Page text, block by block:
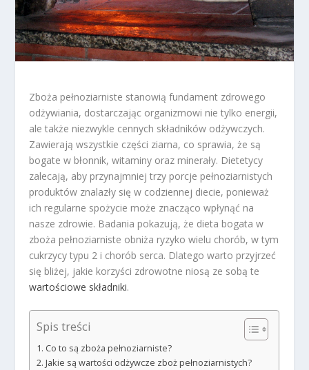
Zboża pełnoziarniste stanowią fundament zdrowego
odżywiania, dostarczając organizmowi nie tylko energii,
ale także niezwykle cennych składników odżywczych.
Zawierają wszystkie części ziarna, co sprawia, że są
bogate w błonnik, witaminy oraz minerały. Dietetycy
zalecają, aby przynajmniej trzy porcje pełnoziarnistych
produktów znalazły się w codziennej diecie, ponieważ
ich regularne spożycie może znacząco wpłynąć na
nasze zdrowie. Badania pokazują, że dieta bogata w
zboża pełnoziarniste obniża ryzyko wielu chorób, w tym
cukrzycy typu 2 i chorób serca. Dlatego warto przyjrzeć
się bliżej, jakie korzyści zdrowotne niosą ze sobą te
wartościowe składniki.
Spis treści
Co to są zboża pełnoziarniste?
Jakie są wartości odżywcze zboż pełnoziarnistych?